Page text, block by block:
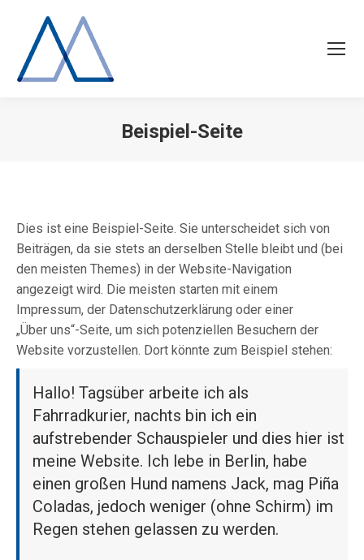
Beispiel-Seite
Dies ist eine Beispiel-Seite. Sie unterscheidet sich von
Beiträgen, da sie stets an derselben Stelle bleibt und (bei
den meisten Themes) in der Website-Navigation
angezeigt wird. Die meisten starten mit einem
Impressum, der Datenschutzerklärung oder einer
„Über uns“-Seite, um sich potenziellen Besuchern der
Website vorzustellen. Dort könnte zum Beispiel stehen:
Hallo! Tagsüber arbeite ich als
Fahrradkurier, nachts bin ich ein
aufstrebender Schauspieler und dies hier ist
meine Website. Ich lebe in Berlin, habe
einen großen Hund namens Jack, mag Piña
Coladas, jedoch weniger (ohne Schirm) im
Regen stehen gelassen zu werden.